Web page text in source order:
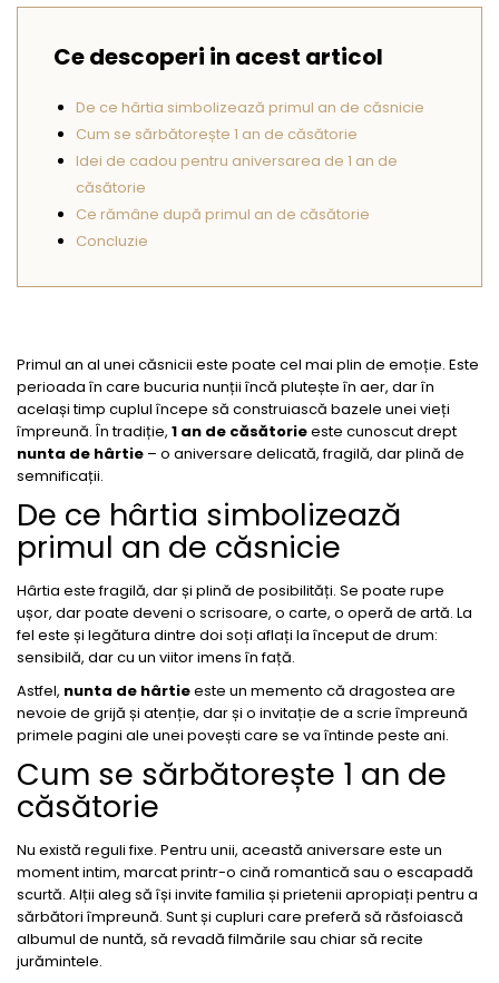
Seturi Perle cu Argint
Brățări cu Perle
Brose cu Perle
Ce descoperi in acest articol
De ce hârtia simbolizează primul an de căsnicie
Cum se sărbătorește 1 an de căsătorie
Idei de cadou pentru aniversarea de 1 an de
căsătorie
Ce rămâne după primul an de căsătorie
Concluzie
Primul an al unei căsnicii este poate cel mai plin de emoție. Este
perioada în care bucuria nunții încă plutește în aer, dar în
același timp cuplul începe să construiască bazele unei vieți
împreună. În tradiție, 1 an de căsătorieeste cunoscut drept
nunta de hârtie – o aniversare delicată, fragilă, dar plină de
semnificații.
De ce hârtia simbolizează
primul an de căsnicie
Hârtia este fragilă, dar și plină de posibilități. Se poate rupe
ușor, dar poate deveni o scrisoare, o carte, o operă de artă. La
fel este și legătura dintre doi soți aflați la început de drum:
sensibilă, dar cu un viitor imens în față.
Astfel, nunta de hârtieeste un memento că dragostea are
nevoie de grijă și atenție, dar și o invitație de a scrie împreună
primele pagini ale unei povești care se va întinde peste ani.
Cum se sărbătorește 1 an de
căsătorie
Nu există reguli fixe. Pentru unii, această aniversare este un
moment intim, marcat printr-o cină romantică sau o escapadă
scurtă. Alții aleg să își invite familia și prietenii apropiați pentru a
sărbători împreună. Sunt și cupluri care preferă să răsfoiască
albumul de nuntă, să revadă filmările sau chiar să recite
jurămintele.